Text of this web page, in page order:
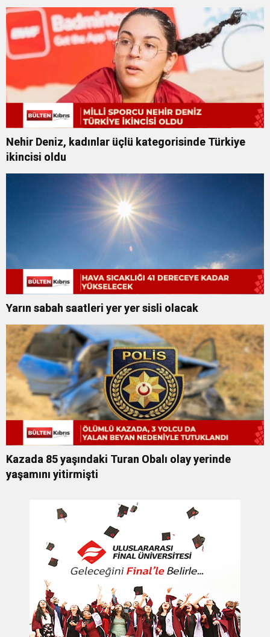
Nehir Deniz, kadınlar üçlü kategorisinde Türkiye
ikincisi oldu
Yarın sabah saatleri yer yer sisli olacak
Kazada 85 yaşındaki Turan Obalı olay yerinde
yaşamını yitirmişti